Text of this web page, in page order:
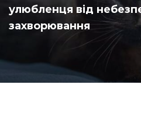
улюбленця від
захворювання